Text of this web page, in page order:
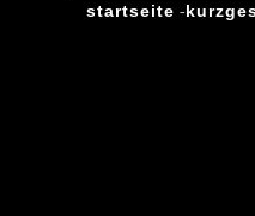
startseite -